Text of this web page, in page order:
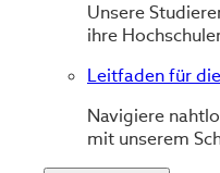
Unsere
ihre
Leitfaden für
Navigiere
mit unserem